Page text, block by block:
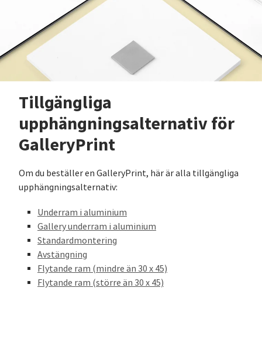
Tillgängliga
upphängningsalternativ för
GalleryPrint
Om du beställer en GalleryPrint, här är alla tillgängliga
upphängningsalternativ:
Underram i aluminium
Gallery underram i aluminium
Standardmontering
Avstängning
Flytande ram (mindre än 30 x 45)
Flytande ram (större än 30 x 45)